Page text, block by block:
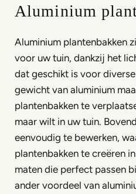
Aluminium
Aluminium plantenbakken
voor uw tuin, dankzij het
dat geschikt is voor
gewicht van aluminium
plantenbakken te
maar wilt in uw tuin.
eenvoudig te bewerken,
plantenbakken te creëren
maten die perfect passen
ander voordeel van